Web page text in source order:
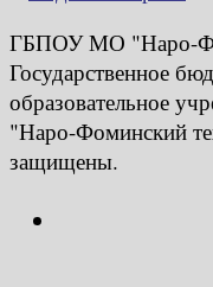
ГБПОУ МО "Наро-
Государственное
образовательное
"Наро-Фоминский
защищены.